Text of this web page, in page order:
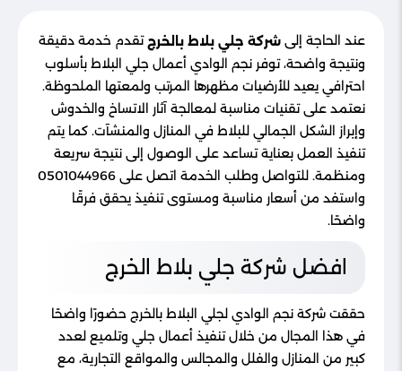
عند الحاجة إلى شركة جلي بلاط بالخرج تقدم خدمة دقيقة
ونتيجة واضحة، توفر نجم الوادي أعمال جلي البلاط بأسلوب
احترافي يعيد للأرضيات مظهرها المرتب ولمعتها الملحوظة.
نعتمد على تقنيات مناسبة لمعالجة آثار الاتساخ والخدوش
وإبراز الشكل الجمالي للبلاط في المنازل والمنشآت. كما يتم
تنفيذ العمل بعناية تساعد على الوصول إلى نتيجة سريعة
ومنظمة. للتواصل وطلب الخدمة اتصل على 0501044966
واستفد من أسعار مناسبة ومستوى تنفيذ يحقق فرقًا
واضحًا.
افضل شركة جلي بلاط الخرج
حققت شركة نجم الوادي لجلي البلاط بالخرج حضورًا واضحًا
في هذا المجال من خلال تنفيذ أعمال جلي وتلميع لعدد
كبير من المنازل والفلل والمجالس والمواقع التجارية، مع